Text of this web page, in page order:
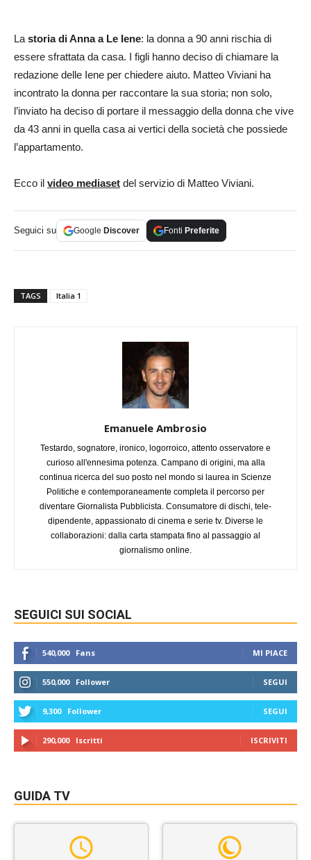
Lastoria di Anna a Le Iene: la donna a 90 anni rischia di
essere sfrattata da casa. I figli hanno deciso di chiamare la
redazione delle Iene per chiedere aiuto. Matteo Viviani ha
incontrato la donna per raccontare la sua storia; non solo,
l’inviato ha deciso di portare il messaggio della donna che vive
da 43 anni in quella casa ai vertici della società che possiede
l’appartamento.
Ecco il video mediaset del servizio di Matteo Viviani.
Seguici su Google Discover Fonti Preferite
TAGS Italia 1
Emanuele Ambrosio
Testardo, sognatore, ironico, logorroico, attento osservatore e
curioso all'ennesima potenza. Campano di origini, ma alla
continua ricerca del suo posto nel mondo si laurea in Scienze
Politiche e contemporaneamente completa il percorso per
diventare Giornalista Pubblicista. Consumatore di dischi, tele-
dipendente, appassionato di cinema e serie tv. Diverse le
collaborazioni: dalla carta stampata fino al passaggio al
giornalismo online.
SEGUICI SUI SOCIAL
540,000 Fans MI PIACE
550,000 Follower SEGUI
9,300 Follower SEGUI
290,000 Iscritti ISCRIVITI
GUIDA TV